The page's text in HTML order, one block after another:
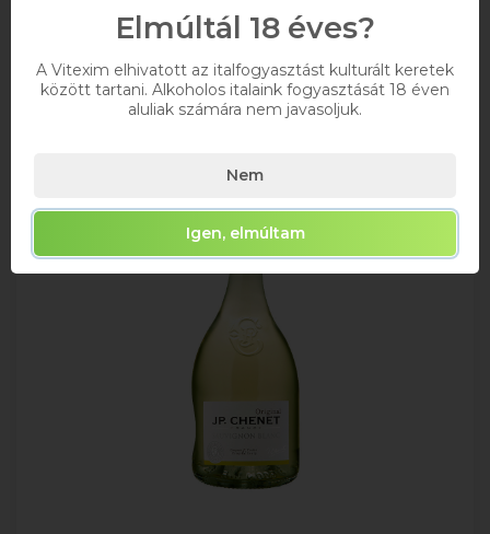
Raktáron
Kosárba
Elmúltál 18 éves?
A Vitexim elhivatott az italfogyasztást kulturált keretek
között tartani. Alkoholos italaink fogyasztását 18 éven
aluliak számára nem javasoljuk.
Nem
Igen, elmúltam